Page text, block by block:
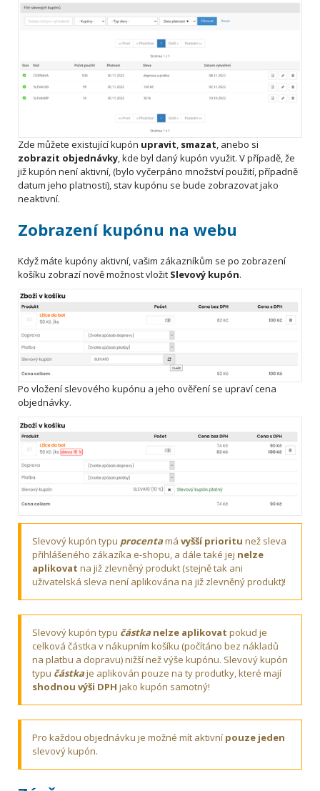
Zde můžete existující kupón upravit, smazat, anebo si
zobrazit objednávky, kde byl daný kupón využit. V případě, že
již kupón není aktivní, (bylo vyčerpáno množství použití, případně
datum jeho platnosti), stav kupónu se bude zobrazovat jako
neaktivní.
Zobrazení kupónu na webu
Když máte kupóny aktivní, vašim zákazníkům se po zobrazení
košíku zobrazí nově možnost vložit Slevový kupón.
Po vložení slevového kupónu a jeho ověření se upraví cena
objednávky.
Slevový kupón typu procentamá vyšší prioritu než sleva
přihlášeného zákazíka e-shopu, a dále také jej nelze
aplikovat na již zlevněný produkt (stejně tak ani
uživatelská sleva není aplikována na již zlevněný produkt)!
Slevový kupón typu částka nelze aplikovat pokud je
celková částka v nákupním košíku (počítáno bez nákladů
na platbu a dopravu) nižší než výše kupónu. Slevový kupón
typu částkaje aplikován pouze na ty produtky, které mají
shodnou výši DPH jako kupón samotný!
Pro každou objednávku je možné mít aktivní pouze jeden
slevový kupón.